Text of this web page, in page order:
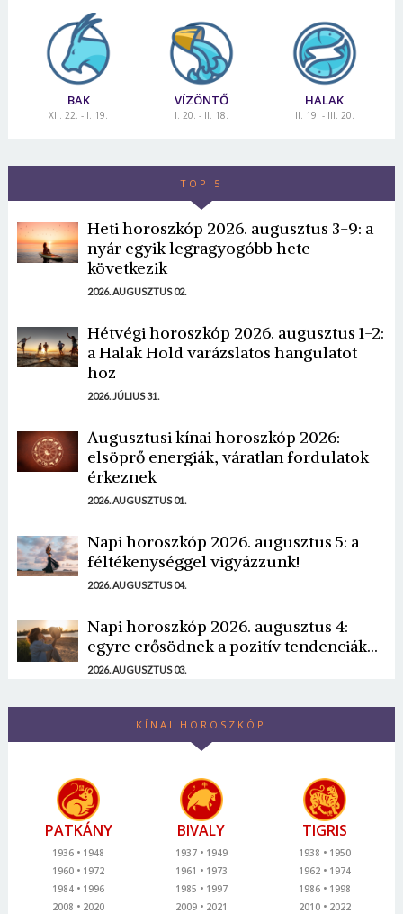
BAK
XII. 22. - I. 19.
VÍZÖNTŐ
I. 20. - II. 18.
HALAK
II. 19. - III. 20.
TOP 5
Heti horoszkóp 2026. augusztus 3-9: a
nyár egyik legragyogóbb hete
következik
2026. AUGUSZTUS 02.
Hétvégi horoszkóp 2026. augusztus 1-2:
a Halak Hold varázslatos hangulatot
hoz
2026. JÚLIUS 31.
Augusztusi kínai horoszkóp 2026:
elsöprő energiák, váratlan fordulatok
érkeznek
2026. AUGUSZTUS 01.
Napi horoszkóp 2026. augusztus 5: a
féltékenységgel vigyázzunk!
2026. AUGUSZTUS 04.
Napi horoszkóp 2026. augusztus 4:
egyre erősödnek a pozitív tendenciák...
2026. AUGUSZTUS 03.
KÍNAI HOROSZKÓP
PATKÁNY
1936
1948
1960
1972
1984
1996
2008
2020
BIVALY
1937
1949
1961
1973
1985
1997
2009
2021
TIGRIS
1938
1950
1962
1974
1986
1998
2010
2022